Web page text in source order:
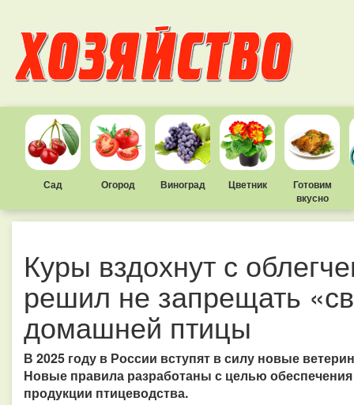
Сад Огород Виноград Цветник
Готовим
вкусно
Куры вздохнут с
решил не запрещать
домашней птицы
В 2025 году в России вступят в силу новые
Новые правила разработаны с целью обеспечения
продукции птицеводства.